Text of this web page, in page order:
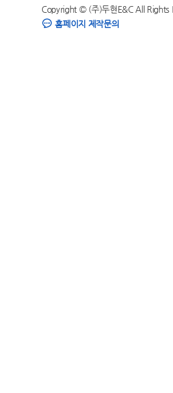
Copyright © (주)두현E&C All
홈페이지 제작문의